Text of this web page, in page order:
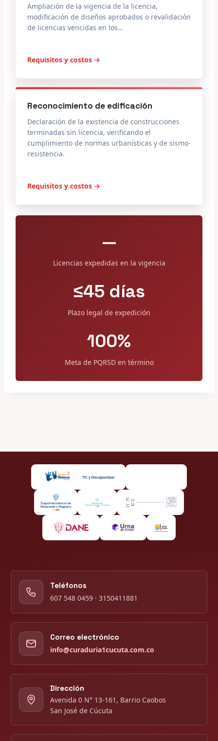
Ampliación de la vigencia de la licencia,
modificación de diseños aprobados o revalidación
de licencias vencidas en los…
Requisitos y costos →
Reconocimiento de edificación
Declaración de la existencia de construcciones
terminadas sin licencia, verificando el
cumplimiento de normas urbanísticas y de sismo-
resistencia.
Requisitos y costos →
—
Licencias expedidas en la vigencia
≤45 días
Plazo legal de expedición
100%
Meta de PQRSD en término
Teléfonos
607 548 0459 · 3150411881
Correo electrónico
info@curaduria1cucuta.com.co
Dirección
Avenida 0 N° 13-161, Barrio Caobos
San José de Cúcuta